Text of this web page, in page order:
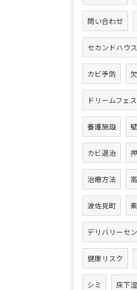
問い合わせ
セカンドハウス
カビ予防
ドリームフェ
養護施設
カビ退治
治療方法
波佐見町
デリバリーセ
健康リスク
シミ 床下